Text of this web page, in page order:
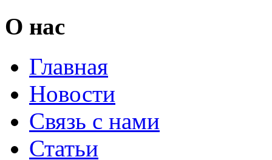
О нас
Главная
Новости
Связь с нами
Статьи